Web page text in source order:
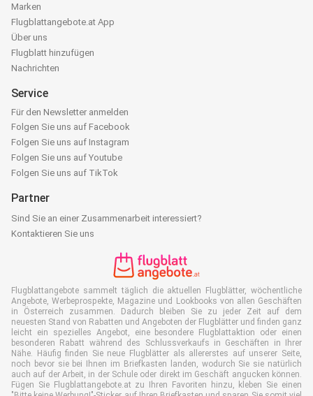
Marken
Flugblattangebote.at App
Über uns
Flugblatt hinzufügen
Nachrichten
Service
Für den Newsletter anmelden
Folgen Sie uns auf Facebook
Folgen Sie uns auf Instagram
Folgen Sie uns auf Youtube
Folgen Sie uns auf TikTok
Partner
Sind Sie an einer Zusammenarbeit interessiert?
Kontaktieren Sie uns
Flugblattangebote sammelt täglich die aktuellen Flugblätter, wöchentliche
Angebote, Werbeprospekte, Magazine und Lookbooks von allen Geschäften
in Österreich zusammen. Dadurch bleiben Sie zu jeder Zeit auf dem
neuesten Stand von Rabatten und Angeboten der Flugblätter und finden ganz
leicht ein spezielles Angebot, eine besondere Flugblattaktion oder einen
besonderen Rabatt während des Schlussverkaufs in Geschäften in Ihrer
Nähe. Häufig finden Sie neue Flugblätter als allererstes auf unserer Seite,
noch bevor sie bei Ihnen im Briefkasten landen, wodurch Sie sie natürlich
auch auf der Arbeit, in der Schule oder direkt im Geschäft angucken können.
Fügen Sie Flugblattangebote.at zu Ihren Favoriten hinzu, kleben Sie einen